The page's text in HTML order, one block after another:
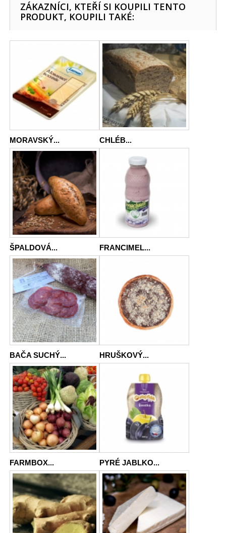
ZÁKAZNÍCI, KTEŘÍ SI KOUPILI TENTO
PRODUKT, KOUPILI TAKÉ:
MORAVSKÝ... CHLÉB...
ŠPALDOVÁ... FRANCIMEL...
BAČA SUCHÝ... HRUŠKOVÝ...
FARMBOX... PYRÉ JABLKO...